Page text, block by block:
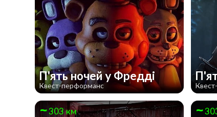
П'ять ночей у Фредді
Квест-перформанс
303 км